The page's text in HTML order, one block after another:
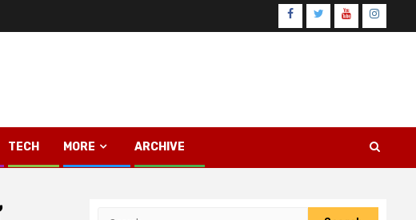
Facebook
TwitterYoutube
TECH MORE ARCHIVE